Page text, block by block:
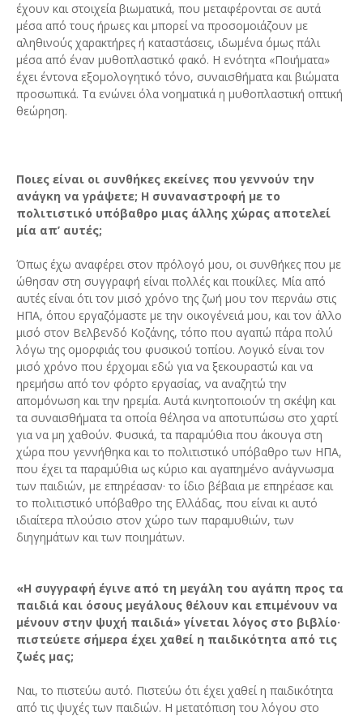
έχουν και στοιχεία βιωματικά, που μεταφέρονται σε αυτά
μέσα από τους ήρωες και μπορεί να προσομοιάζουν με
αληθινούς χαρακτήρες ή καταστάσεις, ιδωμένα όμως πάλι
μέσα από έναν μυθοπλαστικό φακό. Η ενότητα «Ποιήματα»
έχει έντονα εξομολογητικό τόνο, συναισθήματα και βιώματα
προσωπικά. Τα ενώνει όλα νοηματικά η μυθοπλαστική οπτική
θεώρηση.
Ποιες είναι οι συνθήκες εκείνες που γεννούν την
ανάγκη να γράψετε; H συναναστροφή με το
πολιτιστικό υπόβαθρο μιας άλλης χώρας αποτελεί
μία απ’ αυτές;
Όπως έχω αναφέρει στον πρόλογό μου, οι συνθήκες που με
ώθησαν στη συγγραφή είναι πολλές και ποικίλες. Μία από
αυτές είναι ότι τον μισό χρόνο της ζωή μου τον περνάω στις
ΗΠΑ, όπου εργαζόμαστε με την οικογένειά μου, και τον άλλο
μισό στον Βελβενδό Κοζάνης, τόπο που αγαπώ πάρα πολύ
λόγω της ομορφιάς του φυσικού τοπίου. Λογικό είναι τον
μισό χρόνο που έρχομαι εδώ για να ξεκουραστώ και να
ηρεμήσω από τον φόρτο εργασίας, να αναζητώ την
απομόνωση και την ηρεμία. Αυτά κινητοποιούν τη σκέψη και
τα συναισθήματα τα οποία θέλησα να αποτυπώσω στο χαρτί
για να μη χαθούν. Φυσικά, τα παραμύθια που άκουγα στη
χώρα που γεννήθηκα και το πολιτιστικό υπόβαθρο των ΗΠΑ,
που έχει τα παραμύθια ως κύριο και αγαπημένο ανάγνωσμα
των παιδιών, με επηρέασαν· το ίδιο βέβαια με επηρέασε και
το πολιτιστικό υπόβαθρο της Ελλάδας, που είναι κι αυτό
ιδιαίτερα πλούσιο στον χώρο των παραμυθιών, των
διηγημάτων και των ποιημάτων.
«Η συγγραφή έγινε από τη μεγάλη του αγάπη προς τα
παιδιά και όσους μεγάλους θέλουν και επιμένουν να
μένουν στην ψυχή παιδιά» γίνεται λόγος στο βιβλίο·
πιστεύετε σήμερα έχει χαθεί η παιδικότητα από τις
ζωές μας;
Ναι, το πιστεύω αυτό. Πιστεύω ότι έχει χαθεί η παιδικότητα
από τις ψυχές των παιδιών. Η μετατόπιση του λόγου στο